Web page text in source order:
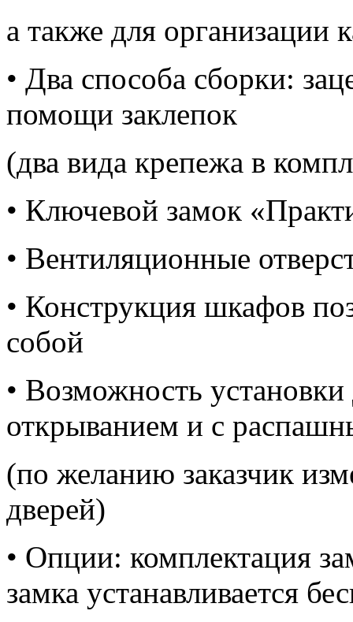
а также для организации
• Два способа сборки:
помощи заклепок
(два вида крепежа в
• Ключевой замок
• Вентиляционные
• Конструкция шкафов
собой
• Возможность
открыванием и с
(по желанию заказчик
дверей)
• Опции: комплектация
замка устанавливается